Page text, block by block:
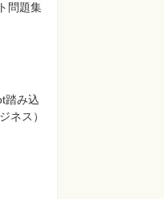
問題集
踏み込
ネス）